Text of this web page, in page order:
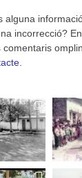
alguna
incorrecció?
comentaris